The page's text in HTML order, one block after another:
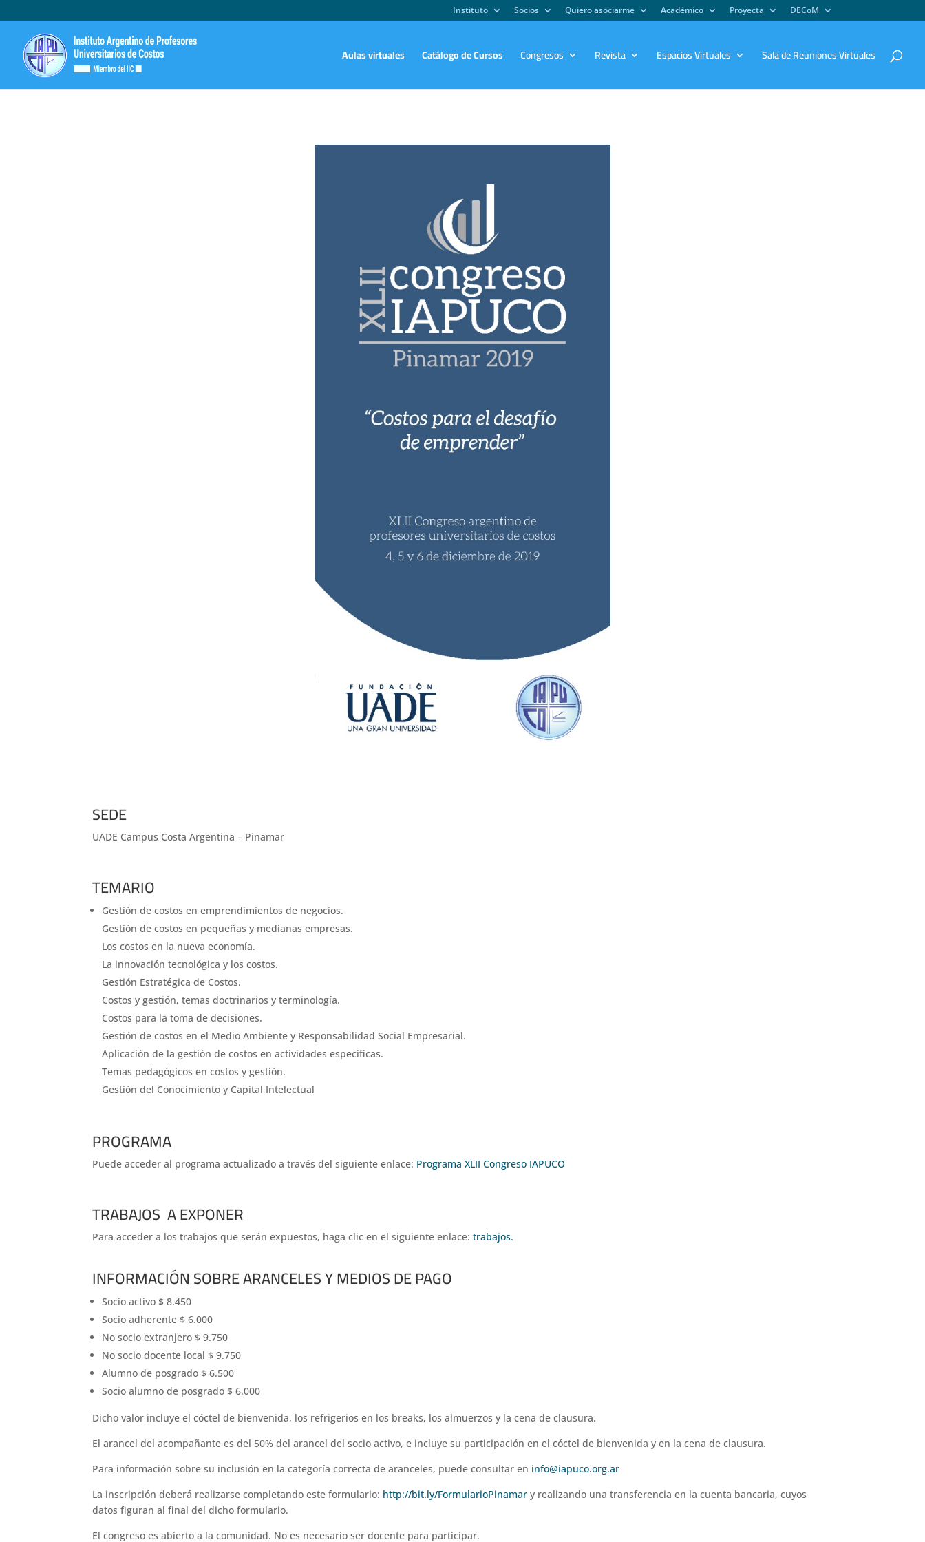
Instituto Socios Quiero asociarme Académico Proyecta DECoM
Aulas virtuales Catálogo de Cursos Congresos Revista Espacios Virtuales Sala de Reuniones Virtuales
SEDE
UADE Campus Costa Argentina – Pinamar
TEMARIO
Gestión de costos en emprendimientos de negocios.
Gestión de costos en pequeñas y medianas empresas.
Los costos en la nueva economía.
La innovación tecnológica y los costos.
Gestión Estratégica de Costos.
Costos y gestión, temas doctrinarios y terminología.
Costos para la toma de decisiones.
Gestión de costos en el Medio Ambiente y Responsabilidad Social Empresarial.
Aplicación de la gestión de costos en actividades específicas.
Temas pedagógicos en costos y gestión.
Gestión del Conocimiento y Capital Intelectual
PROGRAMA
Puede acceder al programa actualizado a través del siguiente enlace: Programa XLII Congreso IAPUCO
TRABAJOS A EXPONER
Para acceder a los trabajos que serán expuestos, haga clic en el siguiente enlace:trabajos.
INFORMACIÓN SOBRE ARANCELES Y MEDIOS DE PAGO
Socio activo $ 8.450
Socio adherente $ 6.000
No socio extranjero $ 9.750
No socio docente local $ 9.750
Alumno de posgrado $ 6.500
Socio alumno de posgrado $ 6.000
Dicho valor incluye el cóctel de bienvenida, los refrigerios en los breaks, los almuerzos y la cena de clausura.
El arancel del acompañante es del 50% del arancel del socio activo, e incluye su participación en el cóctel de bienvenida y en la cena de clausura.
Para información sobre su inclusión en la categoría correcta de aranceles, puede consultar en info@iapuco.org.ar
La inscripción deberá realizarse completando este formulario: http://bit.ly/FormularioPinamar y realizando una transferencia en la cuenta bancaria, cuyos
datos figuran al final del dicho formulario.
El congreso es abierto a la comunidad. No es necesario ser docente para participar.